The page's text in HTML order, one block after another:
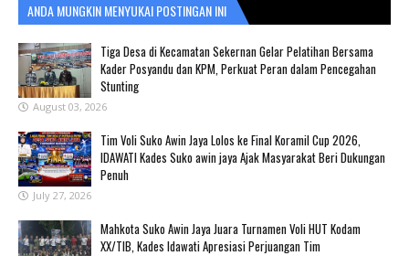
ANDA MUNGKIN MENYUKAI POSTINGAN INI
Tiga Desa di Kecamatan Sekernan Gelar Pelatihan Bersama
Kader Posyandu dan KPM, Perkuat Peran dalam Pencegahan
Stunting
August 03, 2026
Tim Voli Suko Awin Jaya Lolos ke Final Koramil Cup 2026,
IDAWATI Kades Suko awin jaya Ajak Masyarakat Beri Dukungan
Penuh
July 27, 2026
Mahkota Suko Awin Jaya Juara Turnamen Voli HUT Kodam
XX/TIB, Kades Idawati Apresiasi Perjuangan Tim